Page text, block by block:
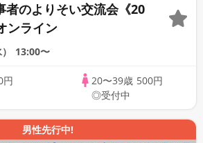
者のよりそい交流会《20
ンライン
13:00〜
円
20〜39歳 500円
◎受付中
男性先行中!